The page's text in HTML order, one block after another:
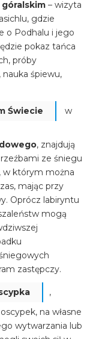
– wizyta
gdzie
o Podhalu i jego
pokaz tańca
próby
śpiewu,
Świecie
w
, znajdują
ze śniegu
w którym można
mając przy
Oprócz labiryntu
mogą
zastępczy.
,
na własne
wytwarzania lub